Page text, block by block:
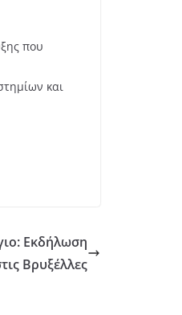
που
και
Εκδήλωση
Βρυξέλλες